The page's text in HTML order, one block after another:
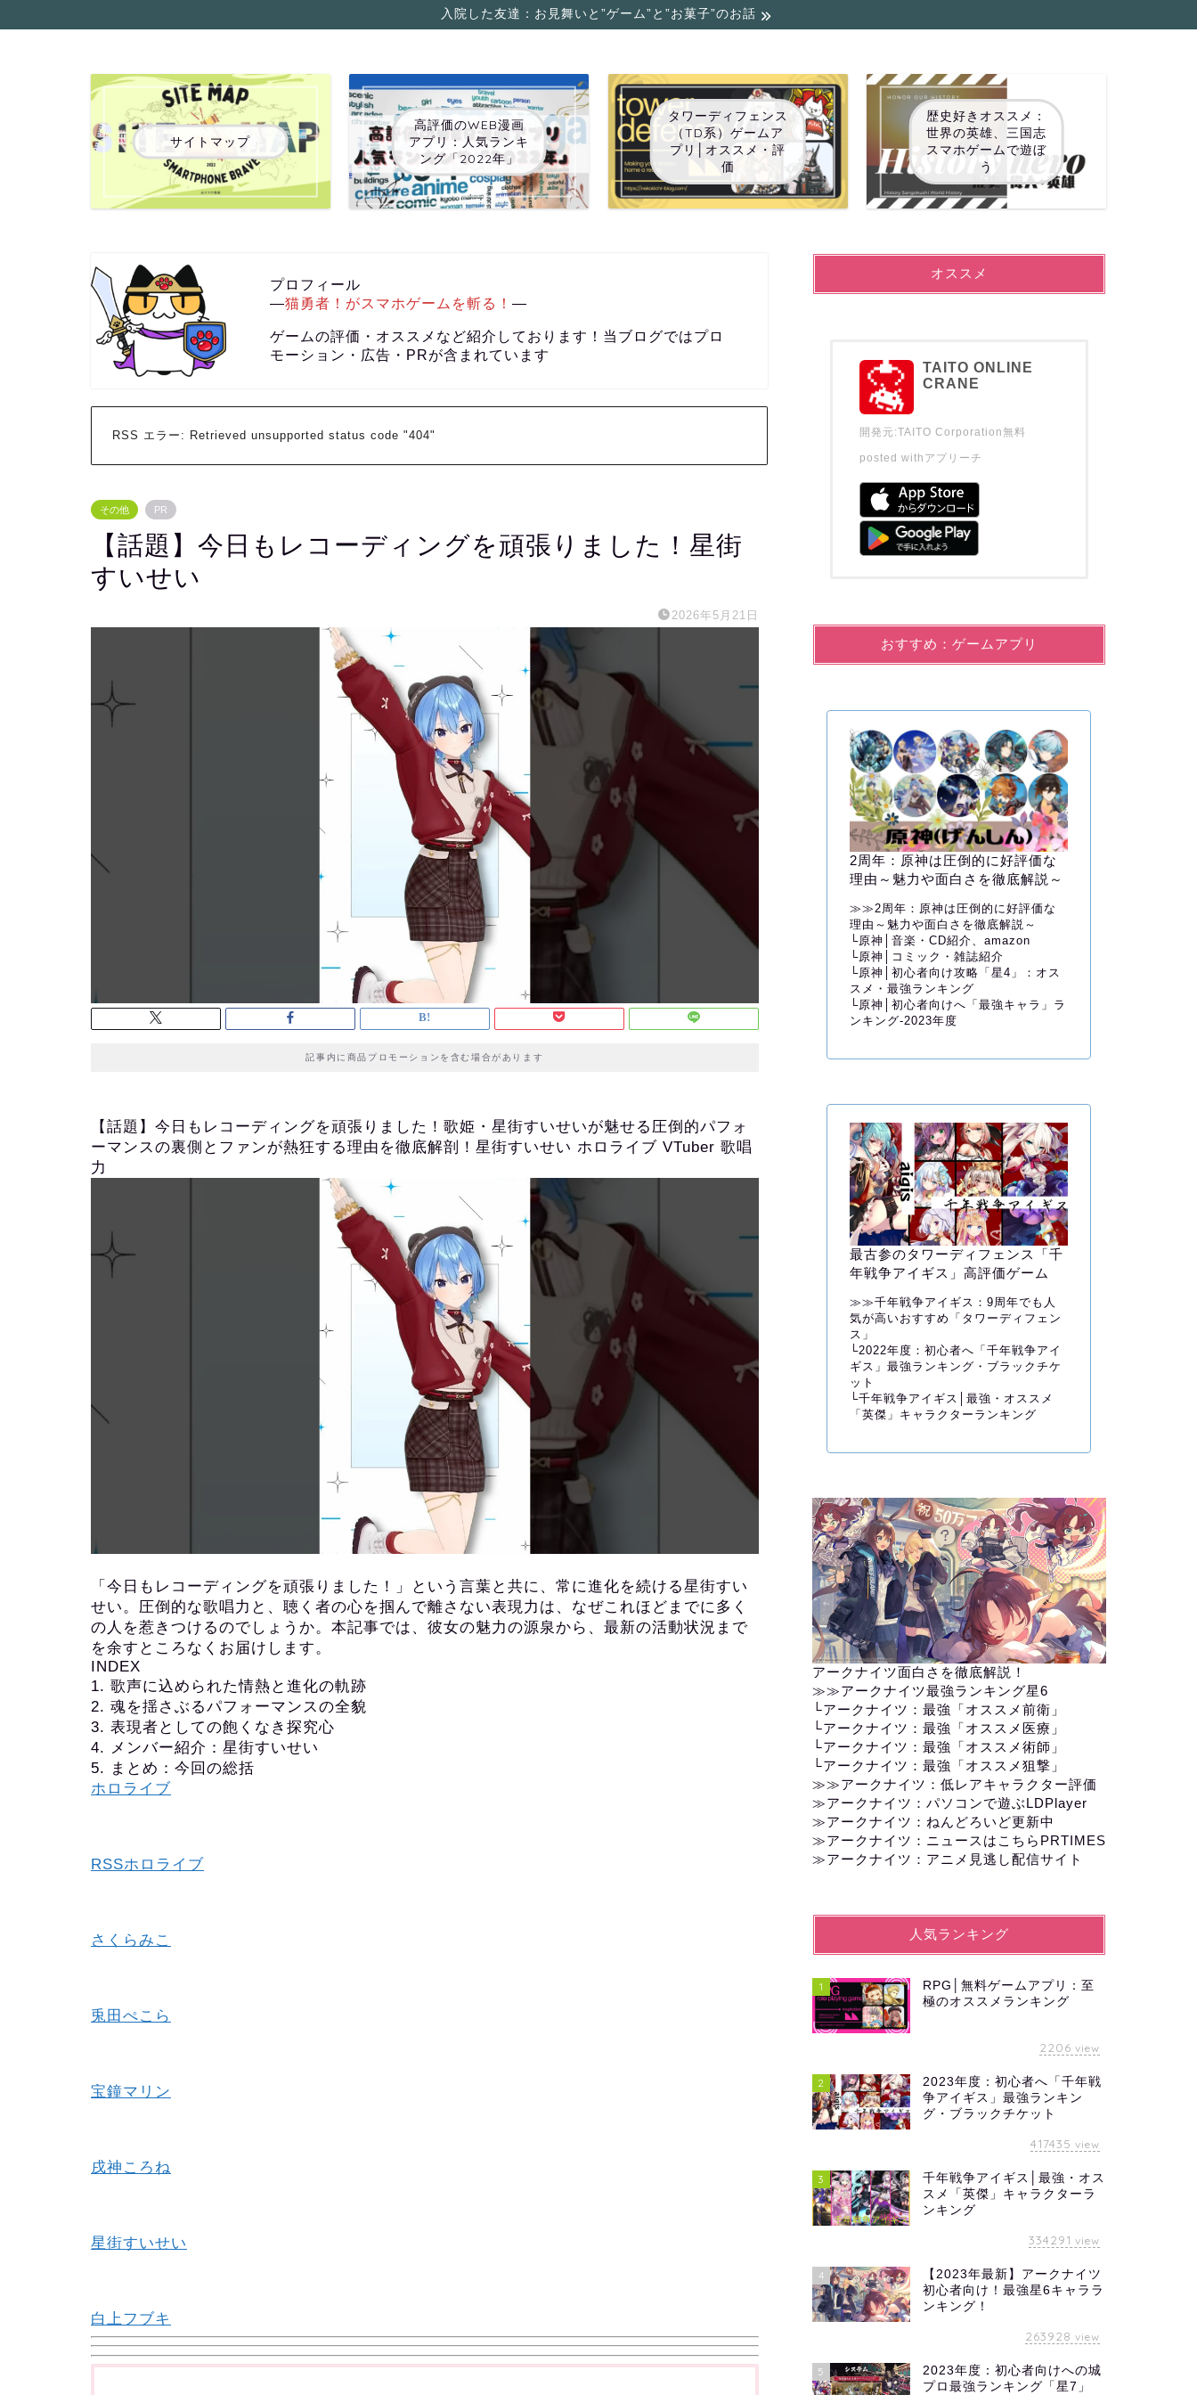
入院した友達：お見舞いと”ゲーム”と”お菓子”のお話
サイトマップ
高評価のWEB漫画
アプリ：人気ランキ
ング「2022年」
タワーディフェンス
（TD系）ゲームア
プリ│オススメ・評
価
歴史好きオススメ：
世界の英雄、三国志
スマホゲームで遊ぼ
う
プロフィール
―猫勇者！がスマホゲームを斬る！ ―
ゲームの評価・オススメなど紹介しております！当ブログではプロ
モーション・広告・PRが含まれています
RSS エラー: Retrieved unsupported status code "404"
その他 PR
【話題】今日もレコーディングを頑張りました！星街
すいせい
2026年5月21日
記事内に商品プロモーションを含む場合があります
【話題】今日もレコーディングを頑張りました！歌姫・星街すいせいが魅せる圧倒的パフォ
ーマンスの裏側とファンが熱狂する理由を徹底解剖！星街すいせい ホロライブ VTuber 歌唱
力
「今日もレコーディングを頑張りました！」という言葉と共に、常に進化を続ける星街すい
せい。圧倒的な歌唱力と、聴く者の心を掴んで離さない表現力は、なぜこれほどまでに多く
の人を惹きつけるのでしょうか。本記事では、彼女の魅力の源泉から、最新の活動状況まで
を余すところなくお届けします。
INDEX
1. 歌声に込められた情熱と進化の軌跡
2. 魂を揺さぶるパフォーマンスの全貌
3. 表現者としての飽くなき探究心
4. メンバー紹介：星街すいせい
5. まとめ：今回の総括
ホロライブ
RSSホロライブ
さくらみこ
兎田ぺこら
宝鐘マリン
戌神ころね
星街すいせい
白上フブキ
オススメ
TAITO ONLINE
CRANE
開発元:TAITO Corporation無料
posted with アプリーチ
おすすめ：ゲームアプリ
2周年：原神は圧倒的に好評価な
理由～魅力や面白さを徹底解説～
≫≫2周年：原神は圧倒的に好評価な
理由～魅力や面白さを徹底解説～
└原神│音楽・CD紹介、amazon
└原神│コミック・雑誌紹介
└原神│初心者向け攻略「星4」：オス
スメ・最強ランキング
└原神│初心者向けへ「最強キャラ」ラ
ンキング-2023年度
最古参のタワーディフェンス「千
年戦争アイギス」高評価ゲーム
≫≫千年戦争アイギス：9周年でも人
気が高いおすすめ「タワーディフェン
ス」
└2022年度：初心者へ「千年戦争アイ
ギス」最強ランキング・ブラックチケ
ット
└千年戦争アイギス│最強・オススメ
「英傑」キャラクターランキング
アークナイツ面白さを徹底解説！
≫≫アークナイツ最強ランキング星6
└アークナイツ：最強「オススメ前衛」
└アークナイツ：最強「オススメ医療」
└アークナイツ：最強「オススメ術師」
└アークナイツ：最強「オススメ狙撃」
≫≫アークナイツ：低レアキャラクター評価
≫アークナイツ：パソコンで遊ぶLDPlayer
≫アークナイツ：ねんどろいど更新中
≫アークナイツ：ニュースはこちらPRTIMES
≫アークナイツ：アニメ見逃し配信サイト
人気ランキング
1
RPG│無料ゲームアプリ：至
極のオススメランキング
2206 view
2
2023年度：初心者へ「千年戦
争アイギス」最強ランキン
グ・ブラックチケット
417435 view
3
千年戦争アイギス│最強・オス
スメ「英傑」キャラクターラ
ンキング
334291 view
4
【2023年最新】アークナイツ
初心者向け！最強星6キャララ
ンキング！
263928 view
5
2023年度：初心者向けへの城
プロ最強ランキング「星7」